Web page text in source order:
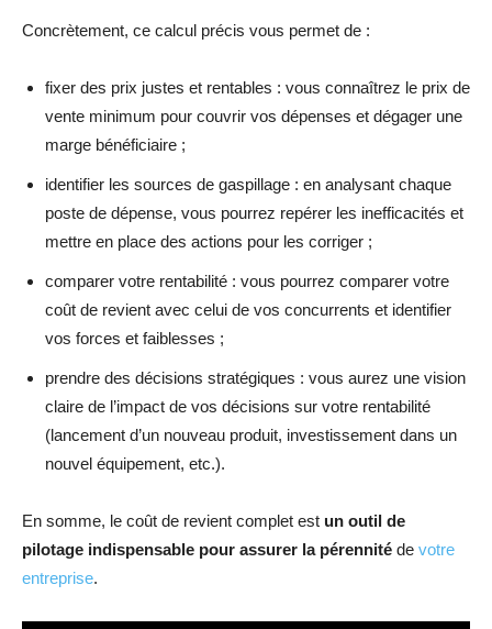
Concrètement, ce calcul précis vous permet de :
fixer des prix justes et rentables : vous connaîtrez le prix de
vente minimum pour couvrir vos dépenses et dégager une
marge bénéficiaire ;
identifier les sources de gaspillage : en analysant chaque
poste de dépense, vous pourrez repérer les inefficacités et
mettre en place des actions pour les corriger ;
comparer votre rentabilité : vous pourrez comparer votre
coût de revient avec celui de vos concurrents et identifier
vos forces et faiblesses ;
prendre des décisions stratégiques : vous aurez une vision
claire de l’impact de vos décisions sur votre rentabilité
(lancement d’un nouveau produit, investissement dans un
nouvel équipement, etc.).
En somme, le coût de revient complet est un outil de
pilotage indispensable pour assurer la pérennité de votre
entreprise.